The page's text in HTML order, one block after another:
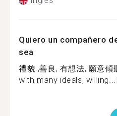
Quiero un compañero
sea
禮貌 ,善良, 有想法, 願意
with many ideals, willing...